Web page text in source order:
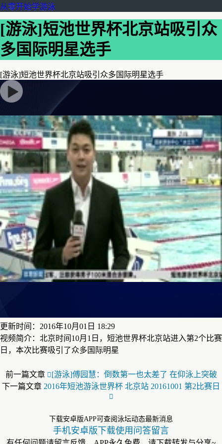
从零开始学游泳
[游泳]短池世界杯北京站吸引众
多国际明星选手
[游泳]短池世界杯北京站吸引众多国际明星选手
更新时间：2016年10月01日 18:29
视频简介：北京时间10月1日，短池世界杯北京站进入第2个比赛
日，本次比赛吸引了众多国际明星
前一篇文章
[游泳]傅园慧：倒数第一也太差了 在仰泳上突破
下一篇文章 2016年短池游泳世界杯 北京站 20161001 第2比赛日
下载安卓版APP可查阅泳坛动态最新消息
手机安卓版下载使用问答留言